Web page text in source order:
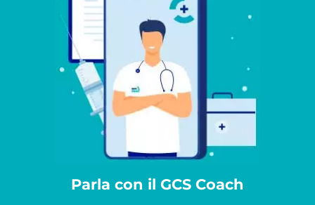
Parla con il GCS Coach